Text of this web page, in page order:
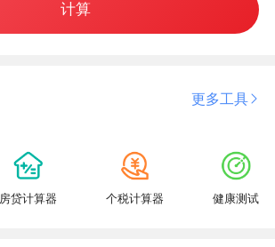
计算
更多工具
房贷计算器 个税计算器 健康测试